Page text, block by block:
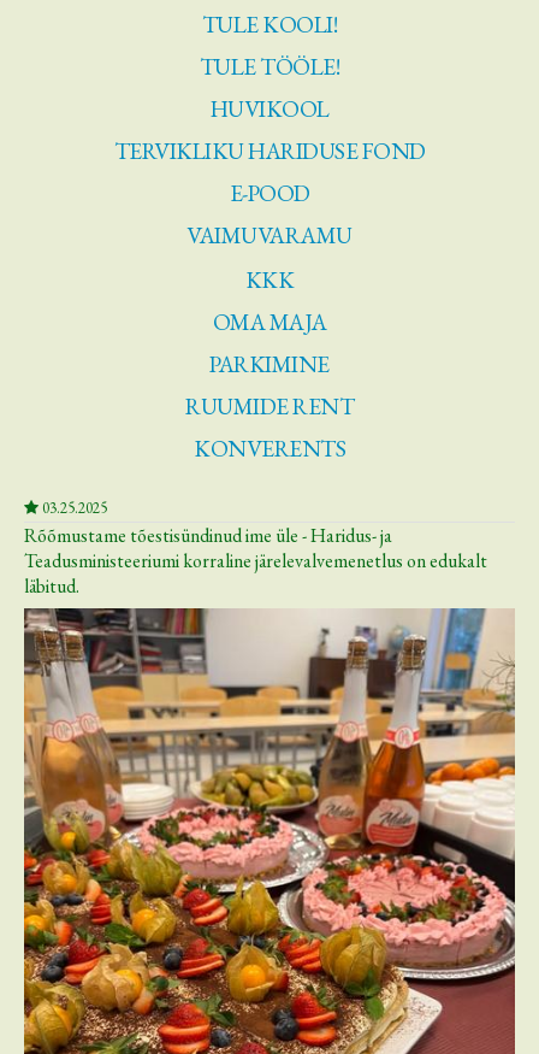
TULE KOOLI!
TULE TÖÖLE!
HUVIKOOL
TERVIKLIKU HARIDUSE FOND
E-POOD
VAIMUVARAMU
KKK
OMA MAJA
PARKIMINE
RUUMIDE RENT
KONVERENTS
03.25.2025
Rõõmustame tõestisündinud ime üle - Haridus- ja
Teadusministeeriumi korraline järelevalvemenetlus on edukalt
läbitud.